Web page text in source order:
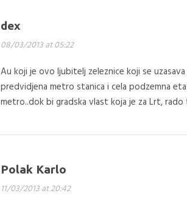
dex
08/03/2013 at 05:22
Au koji je ovo ljubitelj zeleznice koji se
predvidjena metro stanica i cela podzemna
metro..dok bi gradska vlast koja je za Lrt,
Polak Karlo
11/03/2013 at 20:42